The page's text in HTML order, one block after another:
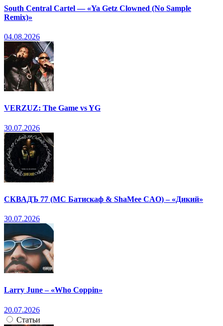
South Central Cartel — «Ya Getz Clowned (No Sample
Remix)»
04.08.2026
VERZUZ: The Game vs YG
30.07.2026
СКВАДЪ 77 (МС Батискаф & ShaMee CAO) – «Дикий»
30.07.2026
Larry June – «Who Coppin»
20.07.2026
Статьи